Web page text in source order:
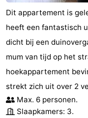
Dit appartement is
heeft een fantastisch
dicht bij een
mum van tijd op het
hoekappartement
strekt zich uit over 2
Max. 6 personen.
Slaapkamers: 3.